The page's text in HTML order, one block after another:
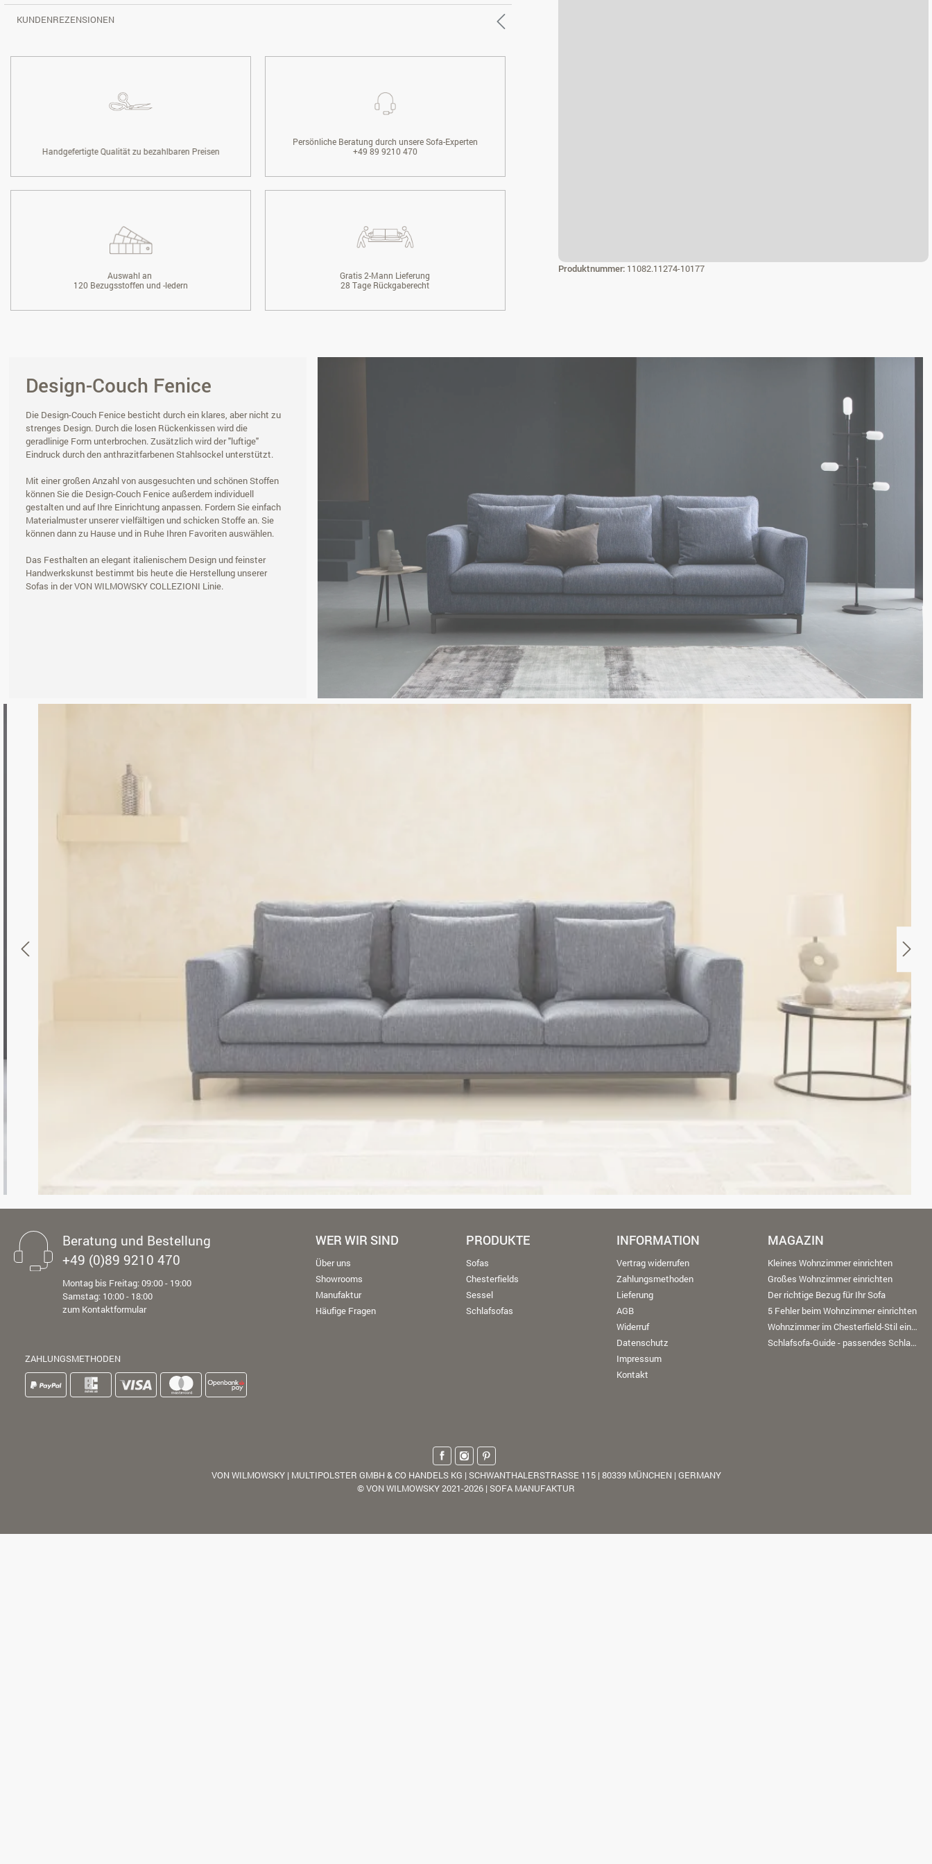
Produktnummer: 11082.11274-10177
KUNDENREZENSIONEN
Handgefertigte Qualität zu bezahlbaren Preisen
Persönliche Beratung durch unsere Sofa-Experten
+49 89 9210 470
Auswahl an
120 Bezugsstoffen und -ledern
Gratis 2-Mann Lieferung
28 Tage Rückgaberecht
Design-Couch Fenice
Die Design-Couch Fenice besticht durch ein klares, aber nicht zu
strenges Design. Durch die losen Rückenkissen wird die
geradlinige Form unterbrochen. Zusätzlich wird der "luftige"
Eindruck durch den anthrazitfarbenen Stahlsockel unterstützt.
Mit einer großen Anzahl von ausgesuchten und schönen Stoffen
können Sie die Design-Couch Fenice außerdem individuell
gestalten und auf Ihre Einrichtung anpassen. Fordern Sie einfach
Materialmuster unserer vielfältigen und schicken Stoffe an. Sie
können dann zu Hause und in Ruhe Ihren Favoriten auswählen.
Das Festhalten an elegant italienischem Design und feinster
Handwerkskunst bestimmt bis heute die Herstellung unserer
Sofas in der VON WILMOWSKY COLLEZIONI Linie.
Beratung und Bestellung
+49 (0)89 9210 470
Montag bis Freitag: 09:00 - 19:00
Samstag: 10:00 - 18:00
zum Kontaktformular
ZAHLUNGSMETHODEN
WER WIR SIND
Über uns
Showrooms
Manufaktur
Häufige Fragen
PRODUKTE
Sofas
Chesterfields
Sessel
Schlafsofas
INFORMATION
Vertrag widerrufen
Zahlungsmethoden
Lieferung
AGB
Widerruf
Datenschutz
Impressum
Kontakt
MAGAZIN
Kleines Wohnzimmer einrichten
Großes Wohnzimmer einrichten
Der richtige Bezug für Ihr Sofa
5 Fehler beim Wohnzimmer einrichten
Wohnzimmer im Chesterfield-Stil einrichten
Schlafsofa-Guide - passendes Schlafsofa finden
VON WILMOWSKY | MULTIPOLSTER GMBH & CO HANDELS KG | SCHWANTHALERSTRASSE 115 | 80339 MÜNCHEN | GERMANY
© VON WILMOWSKY 2021-2026 | SOFA MANUFAKTUR